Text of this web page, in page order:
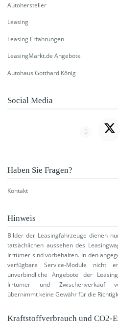
Autohersteller
Leasing
Leasing Erfahrungen
LeasingMarkt.de Angebote
Autohaus Gotthard König
Social Media
Haben Sie Fragen?
Kontakt
Hinweis
Bilder der Leasingfahrzeuge dienen
tatsächlichen aussehen des
Irrtümer sind vorbehalten. In den
verfügbare Service-Module nicht
unverbindliche Angebote der
Irrtümer und Zwischenverkauf
übernimmt keine Gewähr für die
Kraftstoffverbrauch und CO2-